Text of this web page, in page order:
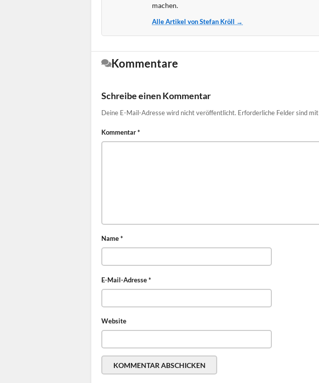
machen.
Alle Artikel von Stefan Kröll →
Kommentare
Schreibe einen Kommentar
Deine E-Mail-Adresse wird nicht veröffentlicht. Erforderliche Felder sind mit
Kommentar*
Name*
E-Mail-Adresse*
Website